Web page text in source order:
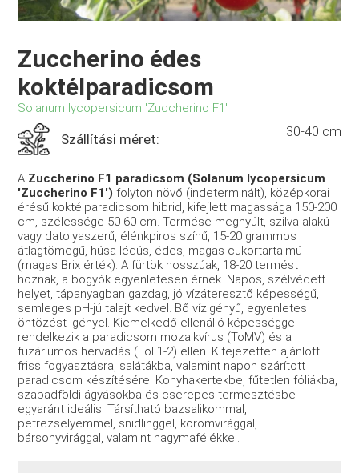
Zuccherino édes
koktélparadicsom
Solanum lycopersicum 'Zuccherino F1'
Szállítási méret: 30-40 cm
A Zuccherino F1 paradicsom (Solanum lycopersicum
'Zuccherino F1') folyton növő (indeterminált), középkorai
érésű koktélparadicsom hibrid, kifejlett magassága 150-200
cm, szélessége 50-60 cm. Termése megnyúlt, szilva alakú
vagy datolyaszerű, élénkpiros színű, 15-20 grammos
átlagtömegű, húsa lédús, édes, magas cukortartalmú
(magas Brix érték). A fürtök hosszúak, 18-20 termést
hoznak, a bogyók egyenletesen érnek. Napos, szélvédett
helyet, tápanyagban gazdag, jó vízáteresztő képességű,
semleges pH-jú talajt kedvel. Bő vízigényű, egyenletes
öntözést igényel. Kiemelkedő ellenálló képességgel
rendelkezik a paradicsom mozaikvírus (ToMV) és a
fuzáriumos hervadás (Fol 1-2) ellen. Kifejezetten ajánlott
friss fogyasztásra, salátákba, valamint napon szárított
paradicsom készítésére. Konyhakertekbe, fűtetlen fóliákba,
szabadföldi ágyásokba és cserepes termesztésbe
egyaránt ideális. Társítható bazsalikommal,
petrezselyemmel, snidlinggel, körömvirággal,
bársonyvirággal, valamint hagymafélékkel.